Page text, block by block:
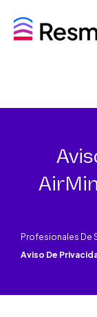
Profesionales De
Aviso De